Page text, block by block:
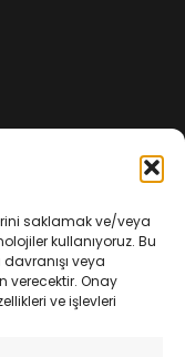
saklamak ve/veya
kullanıyoruz. Bu
veya
verecektir. Onay
ve işlevleri